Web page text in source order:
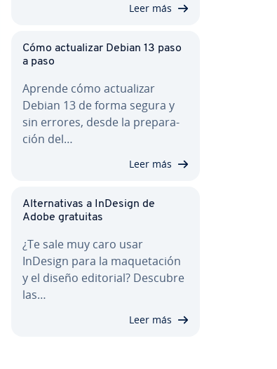
Leer más
Cómo ac­tua­li­zar Debian 13 paso
a paso
Aprende cómo ac­tua­li­zar
Debian 13 de forma segura y
sin errores, desde la pre­pa­ra­
ción del…
Leer más
Al­te­r­na­ti­vas a InDesign de
Adobe gratuitas
¿Te sale muy caro usar
InDesign para la ma­que­ta­ción
y el diseño editorial? Descubre
las…
Leer más